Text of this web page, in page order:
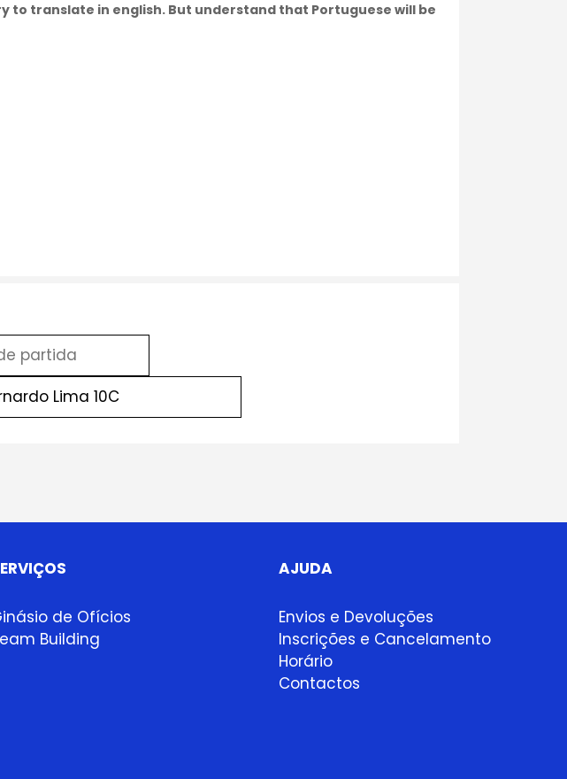
to translate in english. But understand that Portuguese will be
de Ofícios
Building
AJUDA
Envios e Devoluções
Inscrições e Cancelamento
Horário
Contactos